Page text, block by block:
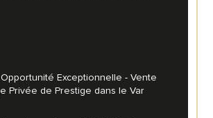
Opportunité Exceptionnelle - Vente
Privée de Prestige dans le Var